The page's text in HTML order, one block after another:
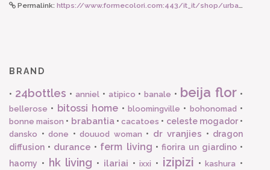
Permalink: https://www.formecolori.com:443/it_it/shop/urban_bottles/straw_cup/24bottles_straw_cup_800_hey_blue/6201
BRAND
• 24bottles • anniel• atipico •banale • beija flor •
bellerose • bitossi home • bloomingville • bohonomad •
bonne maison • brabantia•cacatoes • celeste mogador•
dansko • done • douuod woman • dr vranjies • dragon
diffusion • durance • ferm living • fiorira un giardino•
haomy • hk living • ilariai •ixxi • izipizi •kashura •